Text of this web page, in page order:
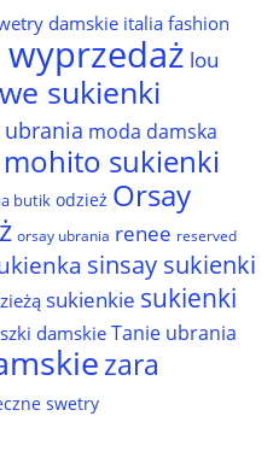
damskie italia fashion
lou
sukienki
moda damska
mohito sukienki
butik odzież Orsay
orsay ubrania renee reserved
sinsay sukienki
sukienkie sukienki
damskieTanie ubrania
zara
swetry